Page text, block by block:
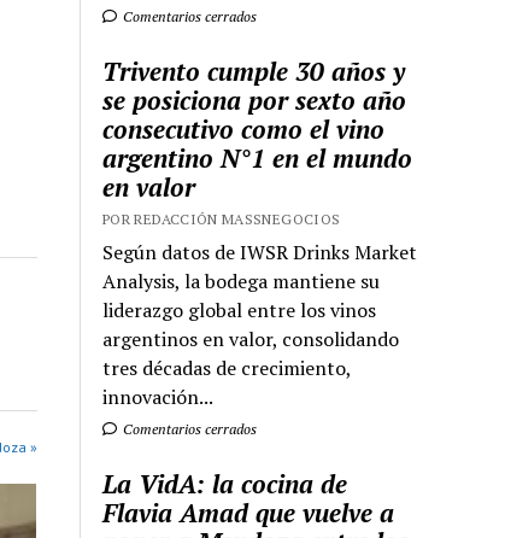
»
Comentarios cerrados
Trivento cumple 30 años y
se posiciona por sexto año
consecutivo como el vino
argentino N°1 en el mundo
en valor
POR REDACCIÓN MASSNEGOCIOS
Según datos de IWSR Drinks Market
Analysis, la bodega mantiene su
liderazgo global entre los vinos
argentinos en valor, consolidando
tres décadas de crecimiento,
innovación...
Comentarios cerrados
La VidA: la cocina de
Flavia Amad que vuelve a